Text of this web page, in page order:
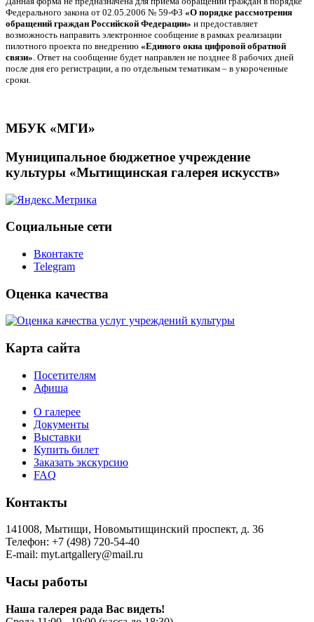
Федерального закона от 02.05.2006 № 59-ФЗ «О порядке рассмотрения
обращений граждан Российской Федерации» и предоставляет
возможность направить электронное сообщение в рамках реализации
пилотного проекта по внедрению «Единого окна цифровой обратной
связи». Ответ на сообщение будет направлен не позднее 8 рабочих дней
после дня его регистрации, а по отдельным тематикам – в укороченные
сроки.
МБУК «МГИ»
Муниципальное бюджетное учреждение
культуры «Мытищинская галерея искусств»
Социальные сети
Вконтакте
Telegram
Оценка качества
Карта сайта
Посетителям
Афиша
О галерее
Документы
Выставки
Купить билет
Заказать экскурсию
FAQ
Контакты
141008, Мытищи, Новомытищинский проспект, д. 36
Телефон: +7 (498) 720-54-40
Е-mail: myt.artgallery@mail.ru
Часы работы
Наша галерея рада Вас видеть!